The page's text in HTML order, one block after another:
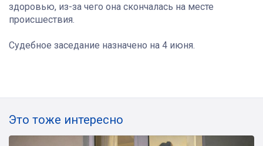
здоровью, из-за чего она скончалась на месте
происшествия.
Судебное заседание назначено на 4 июня.
Это тоже интересно